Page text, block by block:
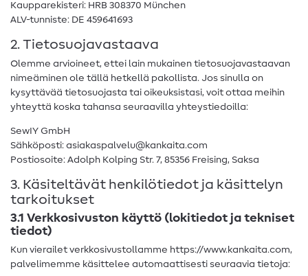
Kaupparekisteri: HRB 308370 München
ALV-tunniste: DE 459641693
2. Tietosuojavastaava
Olemme arvioineet, ettei lain mukainen tietosuojavastaavan
nimeäminen ole tällä hetkellä pakollista. Jos sinulla on
kysyttävää tietosuojasta tai oikeuksistasi, voit ottaa meihin
yhteyttä koska tahansa seuraavilla yhteystiedoilla:
SewIY GmbH
Sähköposti: asiakaspalvelu@kankaita.com
Postiosoite: Adolph Kolping Str. 7, 85356 Freising, Saksa
3. Käsiteltävät henkilötiedot ja käsittelyn
tarkoitukset
3.1 Verkkosivuston käyttö (lokitiedot ja tekniset
tiedot)
Kun vierailet verkkosivustollamme https://www.kankaita.com,
palvelimemme käsittelee automaattisesti seuraavia tietoja: